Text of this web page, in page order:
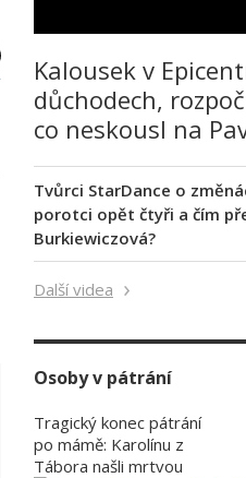
Kalousek v
důchodech,
co neskousl na
Tvůrci StarDance o
porotci opět čtyři a čím
Burkiewiczová?
Další videa
Osoby v pátrání
Tragický konec pátrání
po mámě: Karolínu z
Tábora našli mrtvou